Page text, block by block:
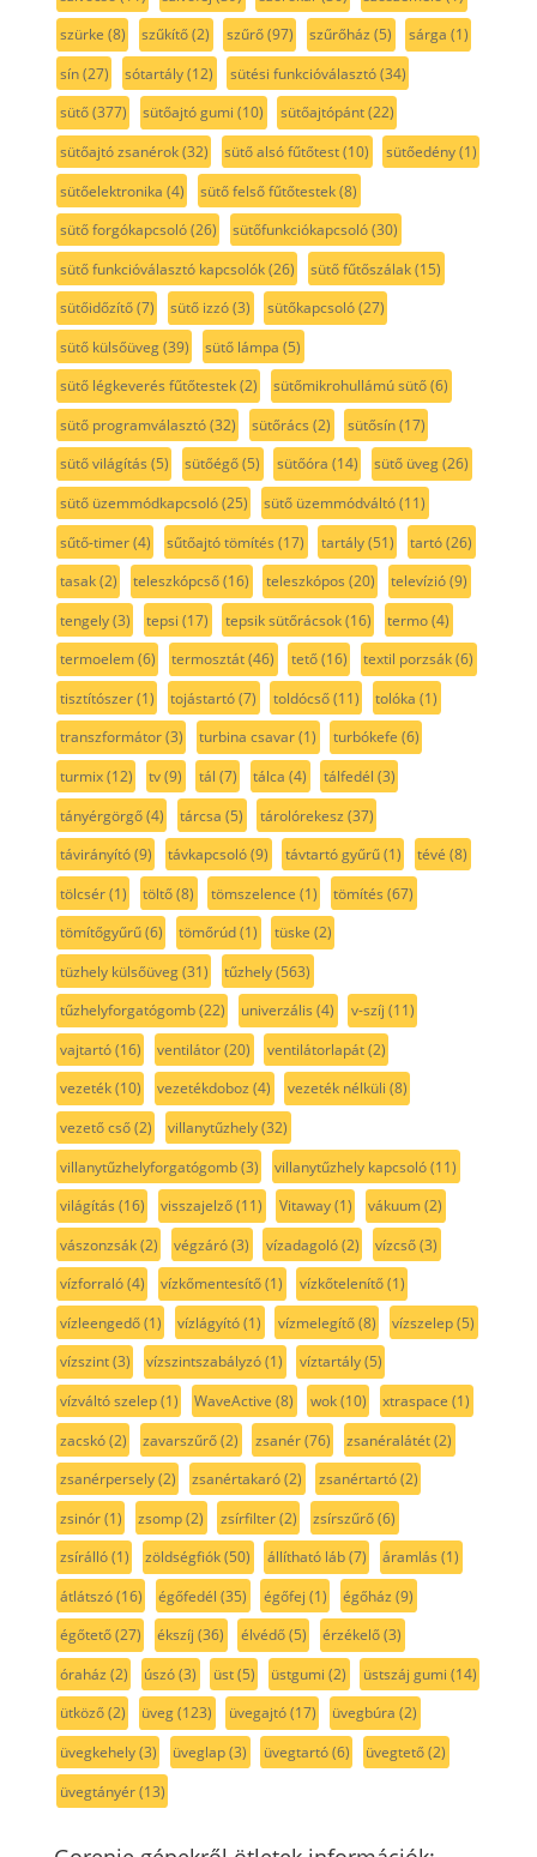
szürke (8) szűkítő(2) szűrő(97) szűrőház (5) sárga (1)
sín(27) sótartály(12) sütési funkcióválasztó(34)
sütő(377) sütőajtó gumi (10) sütőajtópánt(22)
sütőajtó zsanérok(32) sütő alsó fűtőtest(10) sütőedény(1)
sütőelektronika (4) sütő felső fűtőtestek(8)
sütő forgókapcsoló(26) sütőfunkciókapcsoló(30)
sütő funkcióválasztó kapcsolók(26) sütő fűtőszálak(15)
sütőidőzítő(7) sütő izzó(3) sütőkapcsoló(27)
sütő külsőüveg(39) sütő lámpa (5)
sütő légkeverés fűtőtestek(2) sütőmikrohullámú sütő(6)
sütő programválasztó(32) sütőrács (2) sütősín(17)
sütő világítás (5) sütőégő(5) sütőóra (14) sütő üveg(26)
sütő üzemmódkapcsoló(25) sütő üzemmódváltó(11)
sűtő-timer(4) sűtőajtó tömítés (17) tartály(51) tartó(26)
tasak(2) teleszkópcső(16) teleszkópos (20) televízió(9)
tengely(3) tepsi (17) tepsik sütőrácsok(16) termo(4)
termoelem(6) termosztát(46) tető(16) textil porzsák(6)
tisztítószer(1) tojástartó(7) toldócső(11) tolóka (1)
transzformátor(3) turbina csavar(1) turbókefe (6)
turmix(12) tv(9) tál (7) tálca (4) tálfedél (3)
tányérgörgő(4) tárcsa (5) tárolórekesz (37)
távirányító(9) távkapcsoló(9) távtartó gyűrű(1) tévé (8)
tölcsér(1) töltő(8) tömszelence (1) tömítés (67)
tömítőgyűrű(6) tömőrúd(1) tüske (2)
tüzhely külsőüveg(31) tűzhely(563)
tűzhelyforgatógomb(22) univerzális (4) v-szíj (11)
vajtartó(16) ventilátor(20) ventilátorlapát(2)
vezeték(10) vezetékdoboz (4) vezeték nélküli (8)
vezető cső(2) villanytűzhely(32)
villanytűzhelyforgatógomb(3) villanytűzhely kapcsoló(11)
világítás (16) visszajelző(11) Vitaway(1) vákuum(2)
vászonzsák(2) végzáró(3) vízadagoló(2) vízcső(3)
vízforraló(4) vízkőmentesítő(1) vízkőtelenítő(1)
vízleengedő(1) vízlágyító(1) vízmelegítő(8) vízszelep(5)
vízszint(3) vízszintszabályzó(1) víztartály(5)
vízváltó szelep(1) WaveActive (8) wok(10) xtraspace (1)
zacskó(2) zavarszűrő(2) zsanér(76) zsanéralátét(2)
zsanérpersely(2) zsanértakaró(2) zsanértartó(2)
zsinór(1) zsomp(2) zsírfilter(2) zsírszűrő(6)
zsírálló(1) zöldségfiók(50) állítható láb(7) áramlás (1)
átlátszó(16) égőfedél (35) égőfej (1) égőház (9)
égőtető(27) ékszíj (36) élvédő(5) érzékelő(3)
óraház (2) úszó(3) üst(5) üstgumi (2) üstszáj gumi (14)
ütköző(2) üveg(123) üvegajtó(17) üvegbúra (2)
üvegkehely(3) üveglap(3) üvegtartó(6) üvegtető(2)
üvegtányér(13)